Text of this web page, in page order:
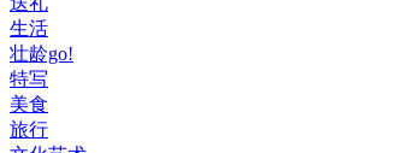
生活
壮龄go!
特写
美食
旅行